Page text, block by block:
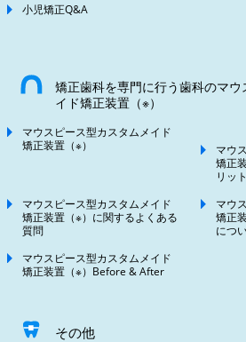
小児矯正Q&A
矯正歯科を専門に行う歯科のマ
イド矯正装置（※）
マウスピース型カスタムメイド
矯正装置（※）
マウ
矯正
リット
マウスピース型カスタムメイド
矯正装置（※）に関するよくある
質問
マウ
矯正
につ
マウスピース型カスタムメイド
矯正装置（※）Before & After
その他